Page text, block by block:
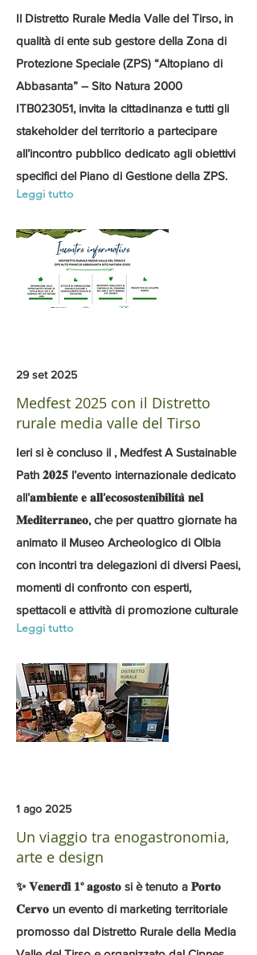
Il Distretto Rurale Media Valle del Tirso, in
qualità di ente sub gestore della Zona di
Protezione Speciale (ZPS) “Altopiano di
Abbasanta” – Sito Natura 2000
ITB023051, invita la cittadinanza e tutti gli
stakeholder del territorio a partecipare
all’incontro pubblico dedicato agli obiettivi
specifici del Piano di Gestione della ZPS.
Leggi tutto
29 set 2025
Medfest 2025 con il Distretto
rurale media valle del Tirso
Ieri si è concluso il , Medfest A Sustainable
Path 𝟐𝟎𝟐𝟓 l’evento internazionale dedicato
all’𝐚𝐦𝐛𝐢𝐞𝐧𝐭𝐞 𝐞 𝐚𝐥𝐥’𝐞𝐜𝐨𝐬𝐨𝐬𝐭𝐞𝐧𝐢𝐛𝐢𝐥𝐢𝐭𝐚̀ 𝐧𝐞𝐥
𝐌𝐞𝐝𝐢𝐭𝐞𝐫𝐫𝐚𝐧𝐞𝐨, che per quattro giornate ha
animato il Museo Archeologico di Olbia
con incontri tra delegazioni di diversi Paesi,
momenti di confronto con esperti,
spettacoli e attività di promozione culturale
Leggi tutto
1 ago 2025
Un viaggio tra enogastronomia,
arte e design
✨ 𝐕𝐞𝐧𝐞𝐫𝐝𝐢̀ 𝟏° 𝐚𝐠𝐨𝐬𝐭𝐨 si è tenuto a 𝐏𝐨𝐫𝐭𝐨
𝐂𝐞𝐫𝐯𝐨 un evento di marketing territoriale
promosso dal Distretto Rurale della Media